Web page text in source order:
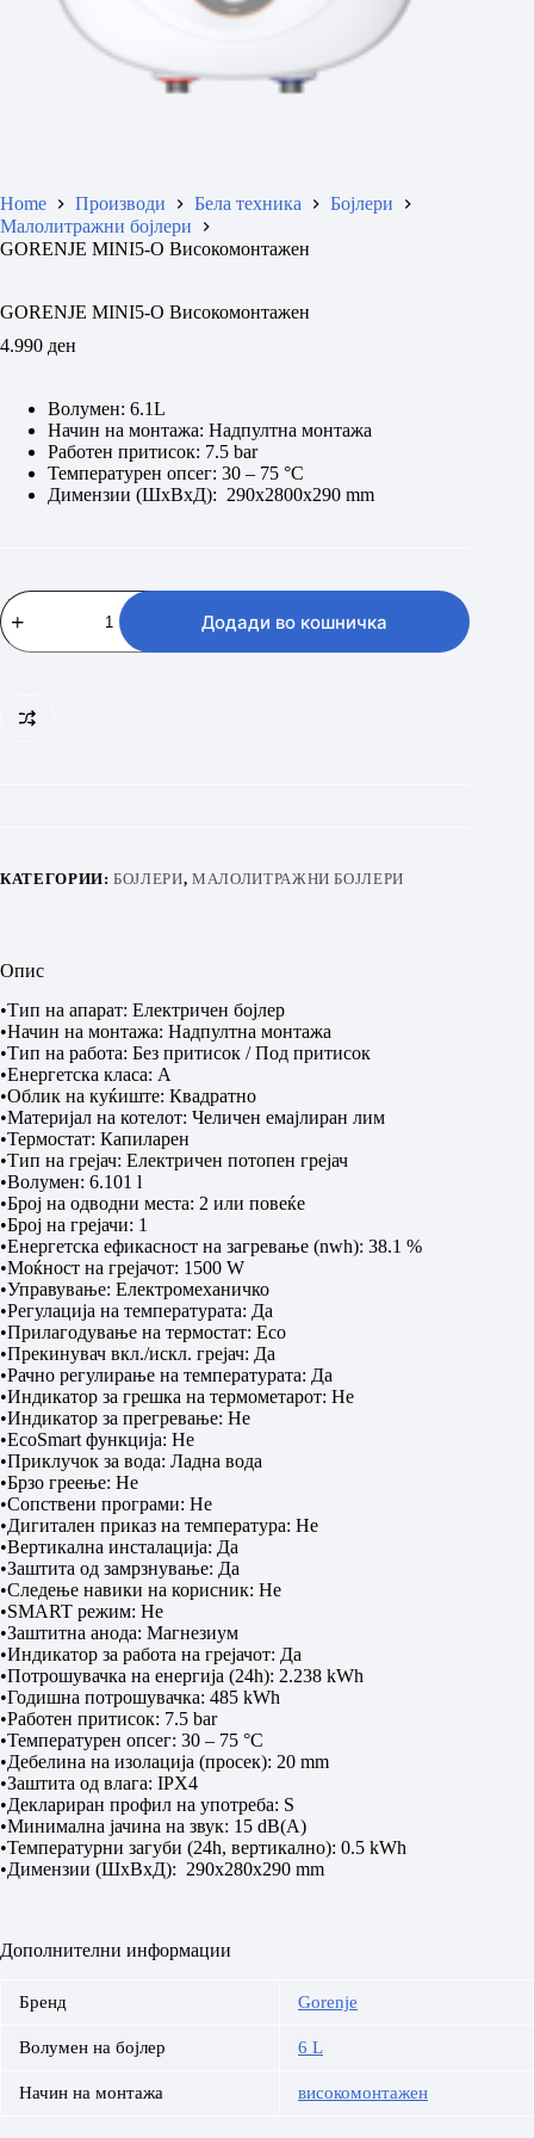
Home Производи Бела техника
Бојлери
Малолитражни бојлери
GORENJE MINI5-O Високомонтажен
GORENJE MINI5-O Високомонтажен
4.990 ден
Волумен: 6.1L
Начин на монтажа: Надпултна монтажа
Работен притисок: 7.5 bar
Температурен опсег: 30 – 75 °C
Димензии (ШxВxД): 290x2800x290 mm
GORENJE
MINI5-
O
Додади во кошничка
КАТЕГОРИИ:БОЈЛЕРИ,МАЛОЛИТРАЖНИ БОЈЛЕРИ
Опис
•Тип на апарат: Електричен бојлер
•Начин на монтажа: Надпултна монтажа
•Тип на работа: Без притисок / Под притисок
•Енергетска класа: A
•Облик на куќиште: Квадратно
•Материјал на котелот: Челичен емајлиран лим
•Термостат: Капиларен
•Тип на грејач: Електричен потопен грејач
•Волумен: 6.101 l
•Број на одводни места: 2 или повеќе
•Број на грејачи: 1
•Енергетска ефикасност на загревање (nwh): 38.1 %
•Моќност на грејачот: 1500 W
•Управување: Електромеханичко
•Регулација на температурата: Да
•Прилагодување на термостат: Eco
•Прекинувач вкл./искл. грејач: Да
•Рачно регулирање на температурата: Да
•Индикатор за грешка на термометарот: Не
•Индикатор за прегревање: Не
•EcoSmart функција: Не
•Приклучок за вода: Ладна вода
•Брзо греење: Не
•Сопствени програми: Не
•Дигитален приказ на температура: Не
•Вертикална инсталација: Да
•Заштита од замрзнување: Да
•Следење навики на корисник: Не
•SMART режим: Не
•Заштитна анода: Магнезиум
•Индикатор за работа на грејачот: Да
•Потрошувачка на енергија (24h): 2.238 kWh
•Годишна потрошувачка: 485 kWh
•Работен притисок: 7.5 bar
•Температурен опсег: 30 – 75 °C
•Дебелина на изолација (просек): 20 mm
•Заштита од влага: IPX4
•Деклариран профил на употреба: S
•Минимална јачина на звук: 15 dB(A)
•Температурни загуби (24h, вертикално): 0.5 kWh
•Димензии (ШxВxД): 290x280x290 mm
Дополнителни информации
Бренд Gorenje
Волумен на бојлер 6 L
Начин на монтажа високомонтажен